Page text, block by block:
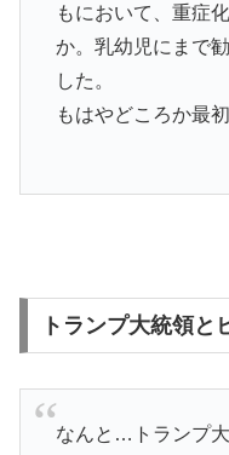
もにおいて、重症
か。乳幼児にまで
した。
もはやどころか最
トランプ大統領と
なんと…トランプ